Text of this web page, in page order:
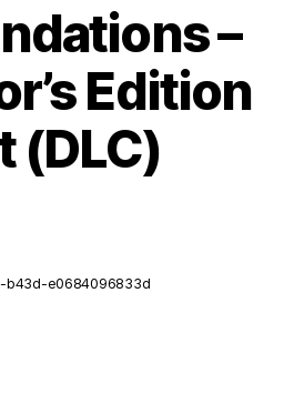
–
Edition
(DLC)
b43d-e0684096833d